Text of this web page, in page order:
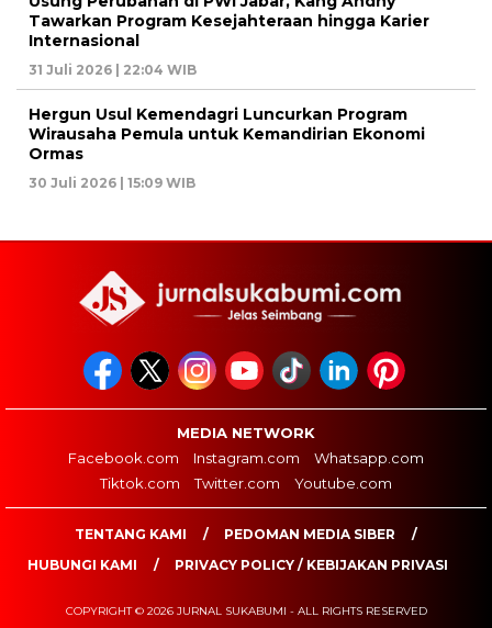
Tawarkan Program Kesejahteraan hingga Karier
Internasional
31 Juli 2026 | 22:04 WIB
Hergun Usul Kemendagri Luncurkan Program
Wirausaha Pemula untuk Kemandirian Ekonomi
Ormas
30 Juli 2026 | 15:09 WIB
MEDIA NETWORK
Facebook.com
Instagram.com
Whatsapp.com
Tiktok.com
Twitter.com Youtube.com
TENTANG KAMI
PEDOMAN MEDIA SIBER
HUBUNGI KAMI
PRIVACY POLICY / KEBIJAKAN PRIVASI
COPYRIGHT © 2026 JURNAL SUKABUMI - ALL RIGHTS RESERVED